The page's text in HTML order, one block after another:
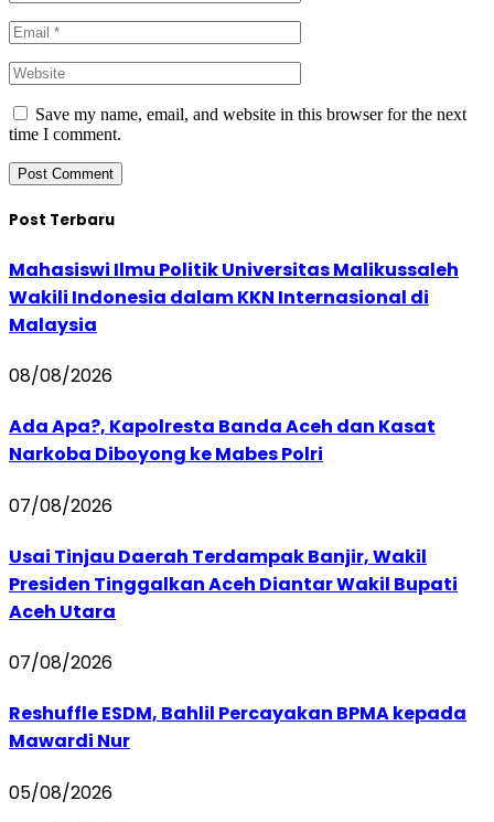
Save my name, email, and website in this browser for the next
time I comment.
Post Terbaru
Mahasiswi Ilmu Politik Universitas Malikussaleh
Wakili Indonesia dalam KKN Internasional di
Malaysia
08/08/2026
Ada Apa?, Kapolresta Banda Aceh dan Kasat
Narkoba Diboyong ke Mabes Polri
07/08/2026
Usai Tinjau Daerah Terdampak Banjir, Wakil
Presiden Tinggalkan Aceh Diantar Wakil Bupati
Aceh Utara
07/08/2026
Reshuffle ESDM, Bahlil Percayakan BPMA kepada
Mawardi Nur
05/08/2026